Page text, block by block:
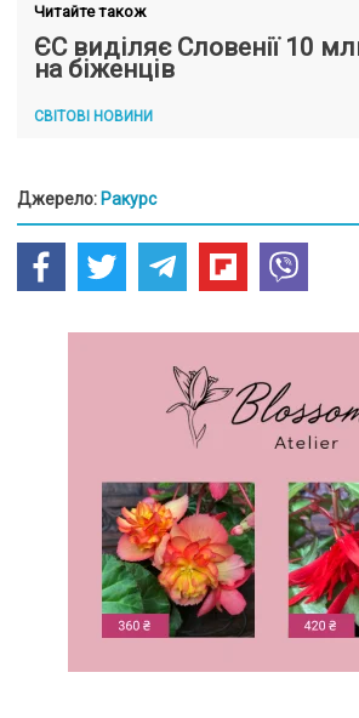
Читайте також
ЄС виділяє Словенії 10
на біженців
СВІТОВІ НОВИНИ
Джерело: Ракурс